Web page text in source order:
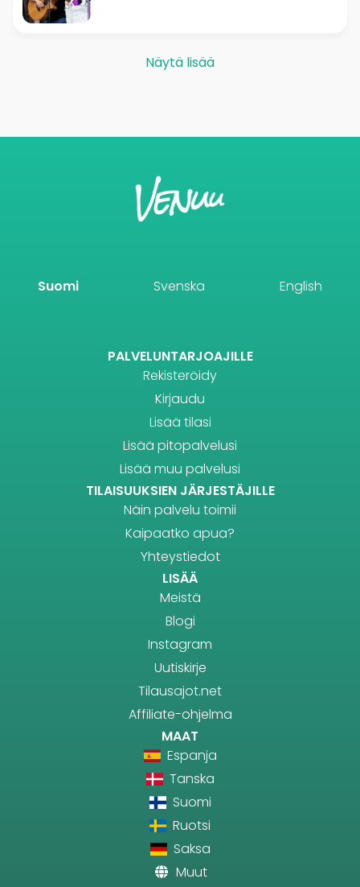
Näytä lisää
Suomi Svenska English
PALVELUNTARJOAJILLE
Rekisteröidy
Kirjaudu
Lisää tilasi
Lisää pitopalvelusi
Lisää muu palvelusi
TILAISUUKSIEN JÄRJESTÄJILLE
Näin palvelu toimii
Kaipaatko apua?
Yhteystiedot
LISÄÄ
Meistä
Blogi
Instagram
Uutiskirje
Tilausajot.net
Affiliate-ohjelma
MAAT
Espanja
Tanska
Suomi
Ruotsi
Saksa
Muut